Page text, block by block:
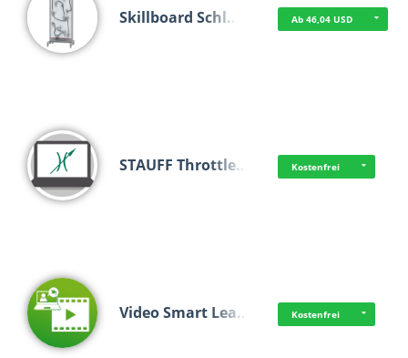
Skillboard Schl… Ab 46,04 USD
STAUFF Throttle… Kostenfrei
Video Smart Lea… Kostenfrei